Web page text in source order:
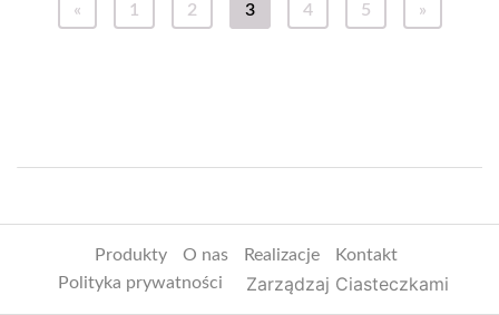
« 1 2 3 4 5 »
Produkty O nas Realizacje
Kontakt
Polityka prywatności
Zarządzaj Ciasteczkami